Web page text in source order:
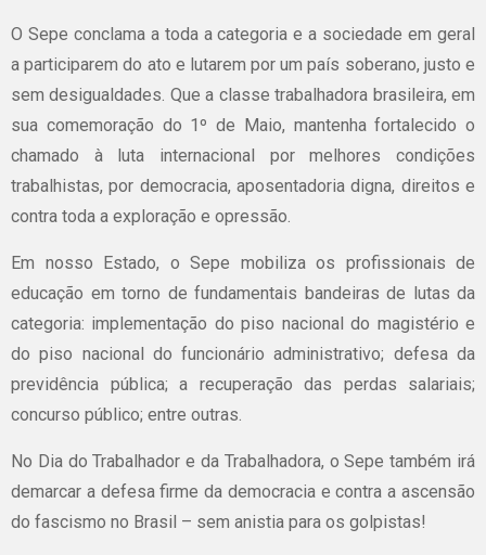
O Sepe conclama a toda a categoria e a sociedade em geral
a participarem do ato e lutarem por um país soberano, justo e
sem desigualdades. Que a classe trabalhadora brasileira, em
sua comemoração do 1º de Maio, mantenha fortalecido o
chamado à luta internacional por melhores condições
trabalhistas, por democracia, aposentadoria digna, direitos e
contra toda a exploração e opressão.
Em nosso Estado, o Sepe mobiliza os profissionais de
educação em torno de fundamentais bandeiras de lutas da
categoria: implementação do piso nacional do magistério e
do piso nacional do funcionário administrativo; defesa da
previdência pública; a recuperação das perdas salariais;
concurso público; entre outras.
No Dia do Trabalhador e da Trabalhadora, o Sepe também irá
demarcar a defesa firme da democracia e contra a ascensão
do fascismo no Brasil – sem anistia para os golpistas!